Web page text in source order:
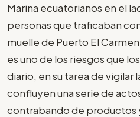
Marina ecuatorianos en el
personas que traficaban
muelle de Puerto El
es uno de los riesgos que
diario, en su tarea de
confluyen una serie de
contrabando de productos